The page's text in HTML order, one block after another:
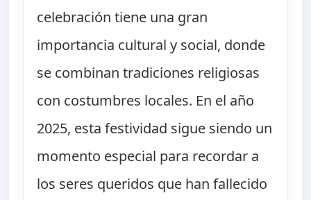
celebración tiene una gran
importancia cultural y social, donde
se combinan tradiciones religiosas
con costumbres locales. En el año
2025, esta festividad sigue siendo un
momento especial para recordar a
los seres queridos que han fallecido